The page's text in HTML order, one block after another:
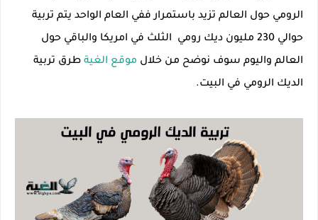
الرومي حول العالم تزيد باستمرار ففي العام الواحد يتم تربية
حوالي 230 مليون ديك رومي الثلث في امريكا والباقي حول
العالم واليوم سوف نوضح من خلال موقع الغية طرق تربية
الديك الرومي في البيت.